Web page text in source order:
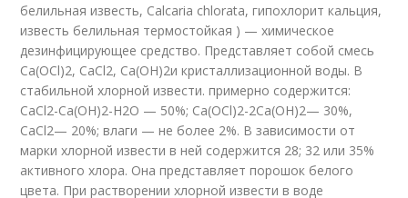
белильная известь, Calcaria chlorata, гипохлорит кальция,
известь белильная термостойкая ) — химическое
дезинфицирующее средство. Представляет собой смесь
Ca(OCl)2, CaCl2, Ca(OH)2и кристаллизационной воды. В
стабильной хлорной извести. примерно содержится:
CaCl2-Ca(OH)2-H2O — 50%; Ca(OCl)2-2Ca(OH)2— 30%,
CaCl2— 20%; влаги — не более 2%. В зависимости от
марки хлорной извести в ней содержится 28; 32 или 35%
активного хлора. Она представляет порошок белого
цвета. При растворении хлорной извести в воде